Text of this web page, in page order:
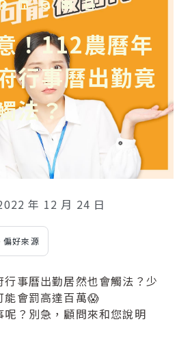
！112農曆年
行事曆出勤竟
法？
年 12 月 24 日
好來源
事曆出勤居然也會觸法？少
能會罰高達百萬😱
呢？別急，顧問來和您說明